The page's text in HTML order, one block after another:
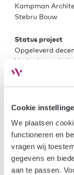
Cookie
We plaatsen
functioneren en
vragen wij
gegevens en
aan te passen.
Kampman
Stebru Bouw
Status project
Opgeleverd
Verkocht ten
LIV Residential
Naast 54
bedrijfsruimten,
afsluitbare
kers op de taart: